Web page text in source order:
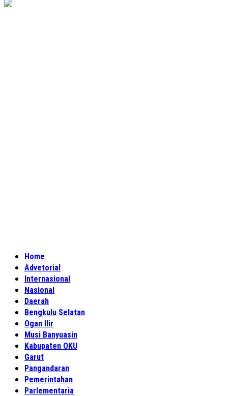
Home
Advetorial
Internasional
Nasional
Daerah
Bengkulu Selatan
Ogan Ilir
Musi Banyuasin
Kabupaten OKU
Garut
Pangandaran
Pemerintahan
Parlementaria